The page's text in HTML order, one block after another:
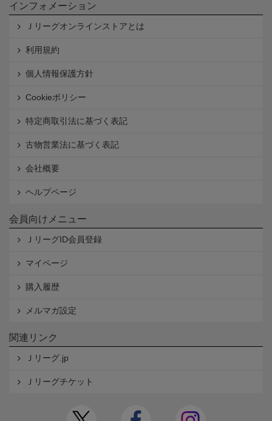
インフォメーション
Ｊリーグオンラインストアとは
利用規約
個人情報保護方針
Cookieポリシー
特定商取引法に基づく表記
古物営業法に基づく表記
会社概要
ヘルプページ
会員向けメニュー
ＪリーグID会員登録
マイページ
購入履歴
メルマガ設定
関連リンク
Ｊリーグ.jp
Ｊリーグチケット